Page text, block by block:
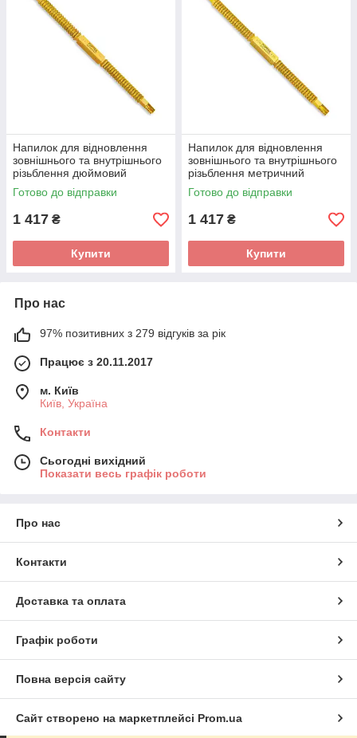
Напилок для відновлення
зовнішнього та внутрішнього
різьблення дюймовий
TOPTUL SDCB2401
Готово до відправки
1 417 ₴
Купити
Напилок для відновлення
зовнішнього та внутрішнього
різьблення метричний
TOPTUL SDCA3001
Готово до відправки
1 417 ₴
Купити
Про нас
97% позитивних з 279 відгуків за рік
Працює з 20.11.2017
м. Київ
Київ, Україна
Контакти
Сьогодні вихідний
Показати весь графік роботи
Про нас
Контакти
Доставка та оплата
Графік роботи
Повна версія сайту
Сайт створено на маркетплейсі Prom.ua